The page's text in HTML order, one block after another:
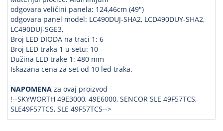
odgovara veličini panela: 124,46cm (49")
odgovara panel model: LC490DUJ-SHA2, LCD490DUY-SHA2,
LC490DUJ-SGE3,
Broj LED DIODA na traci 1: 6
Broj LED traka 1 u setu: 10
Dužina LED trake 1: 480 mm
Iskazana cena za set od 10 led traka.
NAPOMENA za ovaj proizvod
!--SKYWORTH 49E3000, 49E6000, SENCOR SLE 49F57TCS,
SLE49F57TCS, SLE 49F57TCS-->